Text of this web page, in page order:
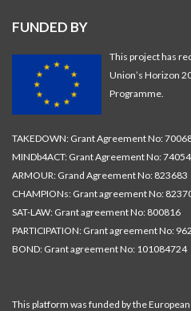
FUNDED BY
This project has
Union’s Horizon
Programme.
TAKEDOWN: Grant Agreement No:
MINDb4ACT: Grant Agreement No:
ARMOUR: Grand Agreement No: 823683
CHAMPIONs: Grant agreement No:
SAT-LAW: Grant agreement No: 800816
PARTICIPATION: Grant agreement No:
BOND: Grant agreement No: 101084724
This platform was funded by the